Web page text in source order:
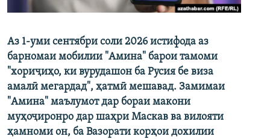
Аз 1-уми сентябри соли 2026 истифода аз
барномаи мобилии "Амина" барои тамоми
"хориҷиҳо, ки вурудашон ба Русия бе виза
амалӣ мегардад", ҳатмӣ мешавад. Замимаи
"Амина" маълумот дар бораи макони
муҳоҷиронро дар шаҳри Маскав ва вилояти
ҳамноми он, ба Вазорати корҳои дохилии